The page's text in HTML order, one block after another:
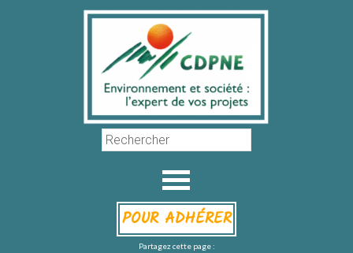
POUR ADHÉRER
Partagez cette page :